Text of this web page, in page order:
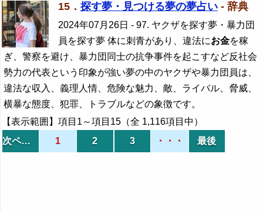
15． 探す夢・見つける夢の夢占い - 辞典
2024年07月26日 - 97. ヤクザを探す夢・暴力団
員を探す夢 体に刺青があり、違法にお金を稼
ぎ、警察を避け、暴力団同士の抗争事件を起こすなど反社会
勢力の代表という印象が強い夢の中のヤクザや暴力団員は、
違法な収入、義理人情、危険な魅力、敵、ライバル、脅威、
横暴な態度、犯罪、トラブルなどの象徴です。
【表示範囲】項目1～項目15（全 1,116項目中）
次ページ
1 2 3 ・・・ 最後